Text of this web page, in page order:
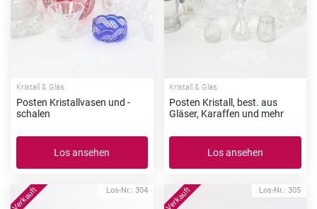
Kristall & Glas
Posten Kristallvasen und -
schalen
Los ansehen
Kristall & Glas
Posten Kristall, best. aus
Gläser, Karaffen und mehr
Los ansehen
Los-Nr.: 304 Los-Nr.: 305